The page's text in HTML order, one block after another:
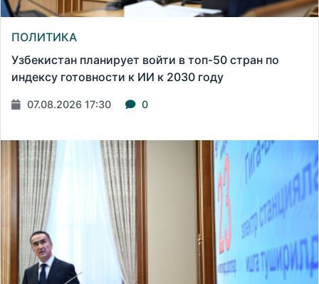
ПОЛИТИКА
Узбекистан планирует войти в топ-50 стран по
индексу готовности к ИИ к 2030 году
07.08.2026 17:30 0